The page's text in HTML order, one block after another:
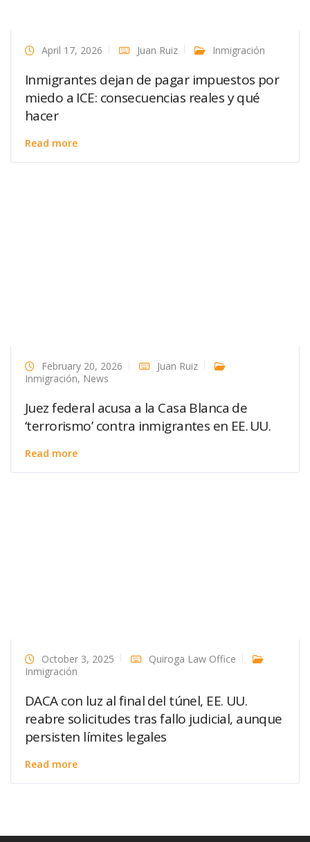
April 17, 2026 Juan Ruiz Inmigración
Inmigrantes dejan de pagar impuestos por
miedo a ICE: consecuencias reales y qué
hacer
Read more
February 20, 2026
Juan Ruiz
Inmigración, News
Juez federal acusa a la Casa Blanca de
‘terrorismo’ contra inmigrantes en EE. UU.
Read more
October 3, 2025
Quiroga Law Office
Inmigración
DACA con luz al final del túnel, EE. UU.
reabre solicitudes tras fallo judicial, aunque
persisten límites legales
Read more